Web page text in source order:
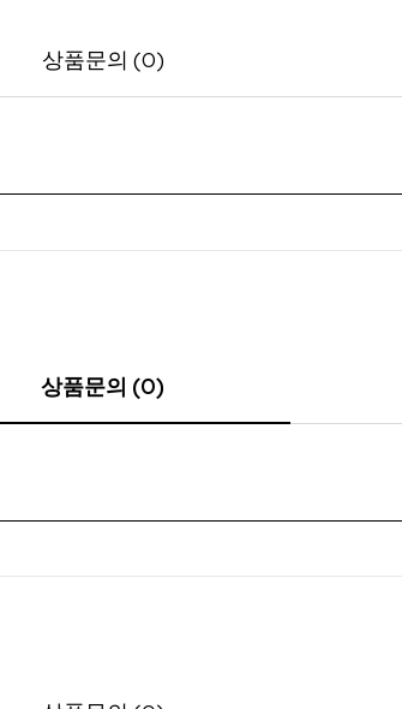
상품문의 (0)
상품문의 (0)